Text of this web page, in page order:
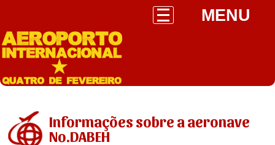
MENU
Informações sobre a aeronave
No.DABEH